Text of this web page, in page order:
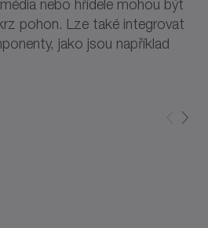
nebo hřídele mohou být
pohon. Lze také integrovat
jako jsou například